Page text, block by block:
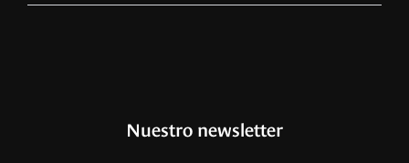
Nuestro newsletter